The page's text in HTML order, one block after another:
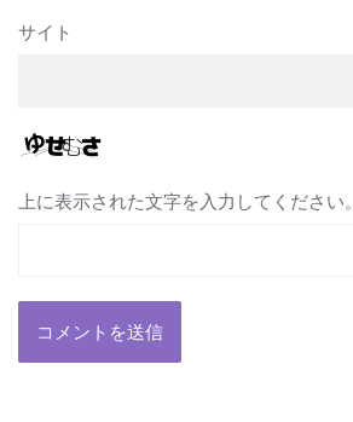
サイト
上に表示された文字を入力してください。